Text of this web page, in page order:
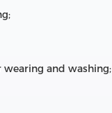
and washing;